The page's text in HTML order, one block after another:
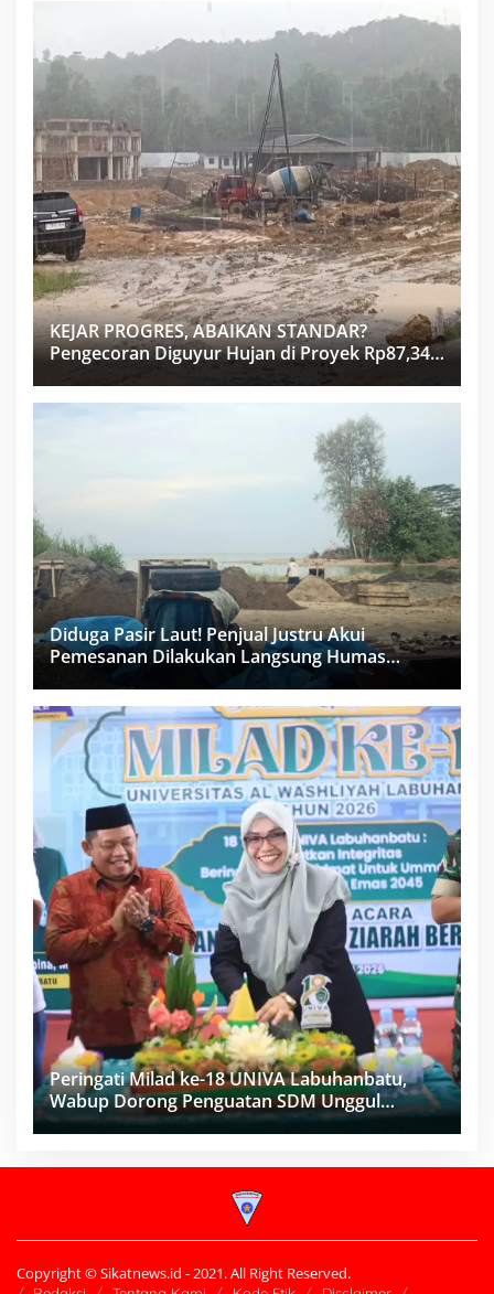
KEJAR PROGRES, ABAIKAN STANDAR?
Pengecoran Diguyur Hujan di Proyek Rp87,34
Miliar Sukma Nias, Konsultan, Pengawas dan
PPK Bungkam
Diduga Pasir Laut! Penjual Justru Akui
Pemesanan Dilakukan Langsung Humas
Peringati Milad ke-18 UNIVA Labuhanbatu,
Wabup Dorong Penguatan SDM Unggul
Menuju Indonesia Emas 2045
Copyright © Sikatnews.id - 2021. All Right Reserved.